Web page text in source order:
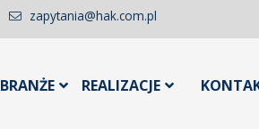
zapytania@hak.com.pl
BRANŻE REALIZACJE